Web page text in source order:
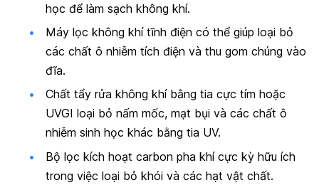
học để làm sạch không khí.
Máy lọc không khí tĩnh điện có thể giúp loại bỏ
các chất ô nhiễm tích điện và thu gom chúng vào
đĩa.
Chất tẩy rửa không khí bằng tia cực tím hoặc
UVGI loại bỏ nấm mốc, mạt bụi và các chất ô
nhiễm sinh học khác bằng tia UV.
Bộ lọc kích hoạt carbon pha khí cực kỳ hữu ích
trong việc loại bỏ khói và các hạt vật chất.